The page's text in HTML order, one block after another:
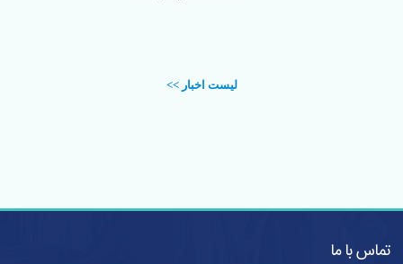
لیست اخبار >>
تماس با ما